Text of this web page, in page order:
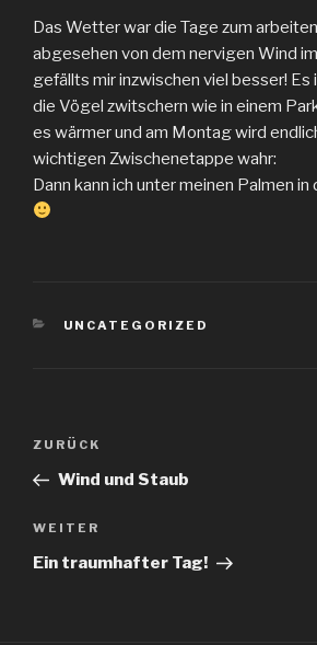
Das Wetter war die Tage zum
abgesehen von dem nervigen Wind
gefällts mir inzwischen viel besser! Es
die Vögel zwitschern wie in einem
es wärmer und am Montag wird
wichtigen Zwischenetappe wahr:
Dann kann ich unter meinen Palmen in
KATEGORIEN
UNCATEGORIZED
Beitragsnavigation
Vorheriger
Beitrag
ZURÜCK
Wind und Staub
Nächster
Beitrag
WEITER
Ein traumhafter Tag!